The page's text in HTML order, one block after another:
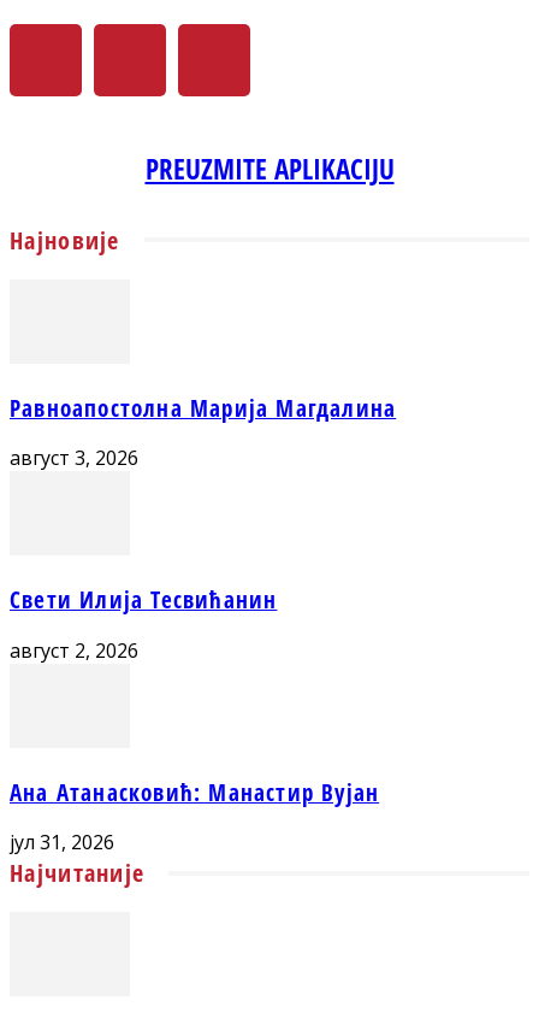
PREUZMITE APLIKACIJU
Најновије
Равноапостолна Марија Магдалина
август 3, 2026
Свети Илија Тесвићанин
август 2, 2026
Ана Атанасковић: Манастир Вујан
јул 31, 2026
Најчитаније